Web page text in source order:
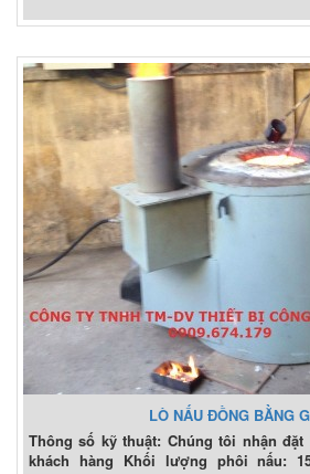
LÒ NẤU ĐỒNG BẰNG
Thông số kỹ thuật: Chúng tôi nhận đặt
khách hàng Khối lượng phôi nấu: